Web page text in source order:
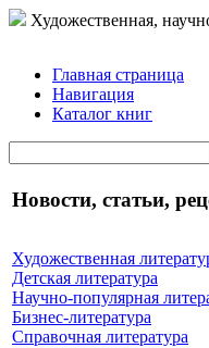
Художественная,
Главная страница
Навигация
Каталог книг
Новости, статьи,
Художественная
Детская литература
Научно-популярная
Бизнес-литература
Справочная литература